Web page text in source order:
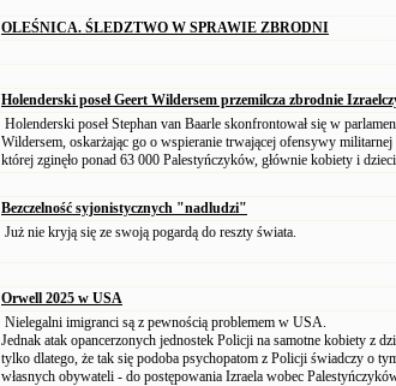
OLEŚNICA. ŚLEDZTWO W SPRAWIE ZBRODNI
Holenderski poseł Geert Wildersem przemilcza zbrodnie
Holenderski poseł Stephan van Baarle skonfrontował się w
Wildersem, oskarżając go o wspieranie trwającej ofensywy
której zginęło ponad 63 000 Palestyńczyków, głównie kobiety i
Bezczelność syjonistycznych "nadludzi"
Już nie kryją się ze swoją pogardą do reszty świata.
Orwell 2025 w USA
Nielegalni imigranci są z pewnością problemem w USA.
Jednak atak opancerzonych jednostek Policji na samotne kobiety z
tylko dlatego, że tak się podoba psychopatom z Policji świadczy o
własnych obywateli - do postępowania Izraela wobec